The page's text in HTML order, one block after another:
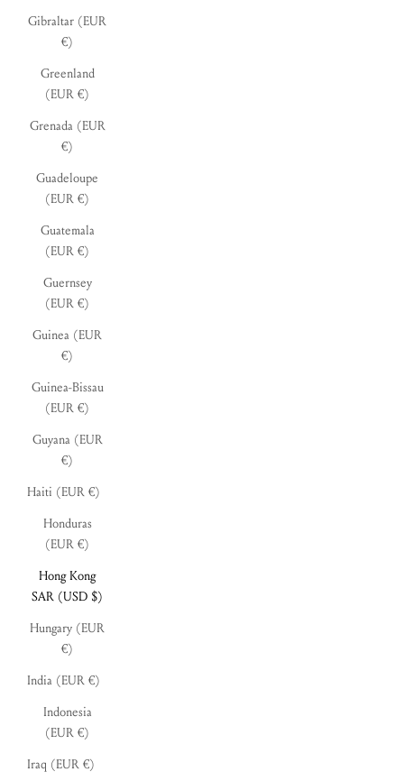
Gibraltar (EUR
€)
Greenland
(EUR €)
Grenada (EUR
€)
Guadeloupe
(EUR €)
Guatemala
(EUR €)
Guernsey
(EUR €)
Guinea (EUR
€)
Guinea-Bissau
(EUR €)
Guyana (EUR
€)
Haiti (EUR €)
Honduras
(EUR €)
Hong Kong
SAR (USD $)
Hungary (EUR
€)
India (EUR €)
Indonesia
(EUR €)
Iraq (EUR €)